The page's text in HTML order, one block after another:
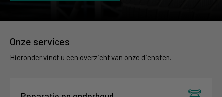
Onze services
Hieronder vindt u een overzicht van onze diensten.